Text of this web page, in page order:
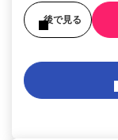
後で見る